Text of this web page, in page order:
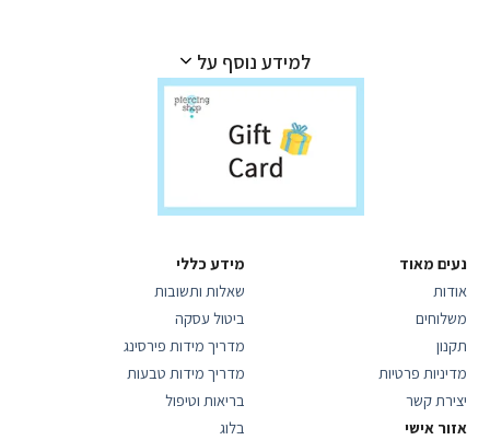
למידע נוסף על
נעים מאוד
אודות
משלוחים
תקנון
מדיניות פרטיות
יצירת קשר
אזור אישי
מידע כללי
שאלות ותשובות
ביטול עסקה
מדריך מידות פירסינג
מדריך מידות טבעות
בריאות וטיפול
בלוג